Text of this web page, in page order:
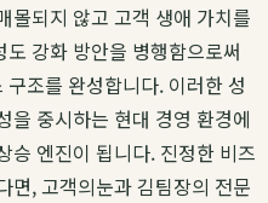
몰되지 않고 고객 생애 가치를
강화 방안을 병행함으로써
조를 완성합니다. 이러한성
을 중시하는 현대 경영 환경에
승 엔진이 됩니다. 진정한 비즈
면,고객의눈과김팀장의 전문